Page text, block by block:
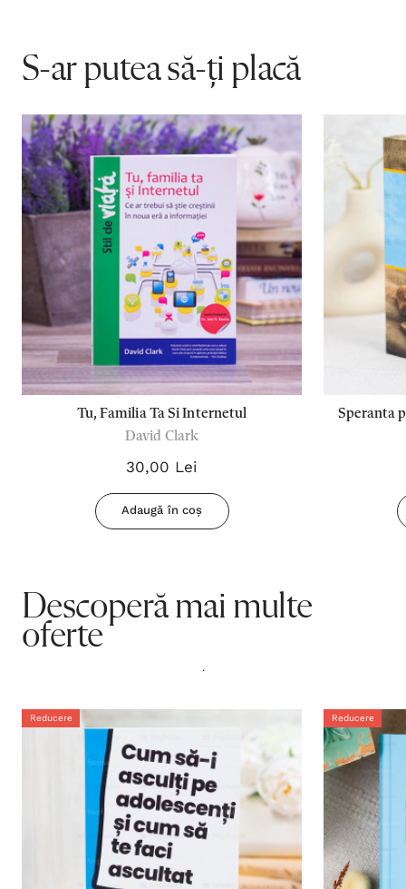
S-ar putea să-ți placă
Tu, Familia Ta Si Internetul
David Clark
30,00 Lei
Adaugă în coș
Speranta
Descoperă mai multe
oferte
.
Reducere Reducere